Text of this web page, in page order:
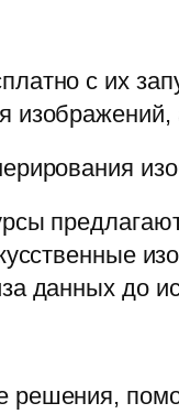
с их
данных до